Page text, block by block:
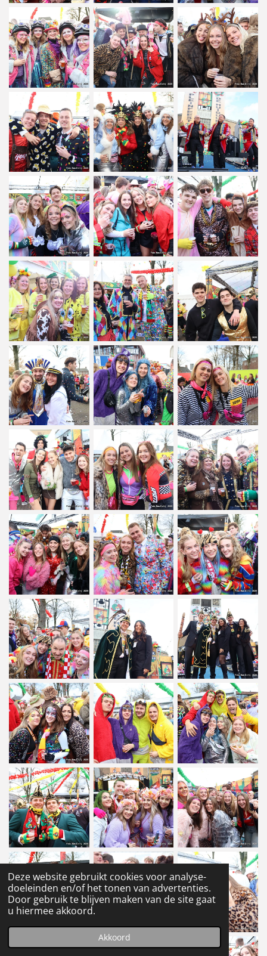
Deze website gebruikt cookies voor analyse-
doeleinden en/of het tonen van advertenties.
Door gebruik te blijven maken van de site gaat
u hiermee akkoord.
Akkoord